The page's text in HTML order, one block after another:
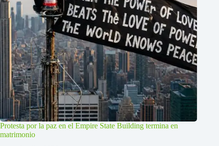
Protesta por la paz en el Empire State Building termina en
matrimonio